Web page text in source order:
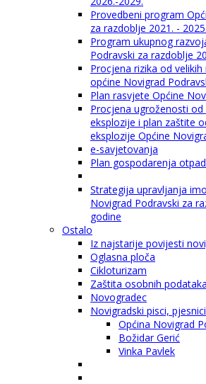
Provedbeni program
za razdoblje 2021. - 2025.
Program ukupnog
Podravski za razdoblje
Procjena rizika od
općine Novigrad
Plan rasvjete Općine
Procjena ugroženosti
eksplozije i plan zaštite
eksplozije Općine
e-savjetovanja
Plan gospodarenja
Strategija upravljanja
Novigrad Podravski za
godine
Ostalo
Iz najstarije povijesti
Oglasna ploča
Cikloturizam
Zaštita osobnih podataka
Novogradec
Novigradski pisci,
Općina Novigrad
Božidar Gerić
Vinka Pavlek